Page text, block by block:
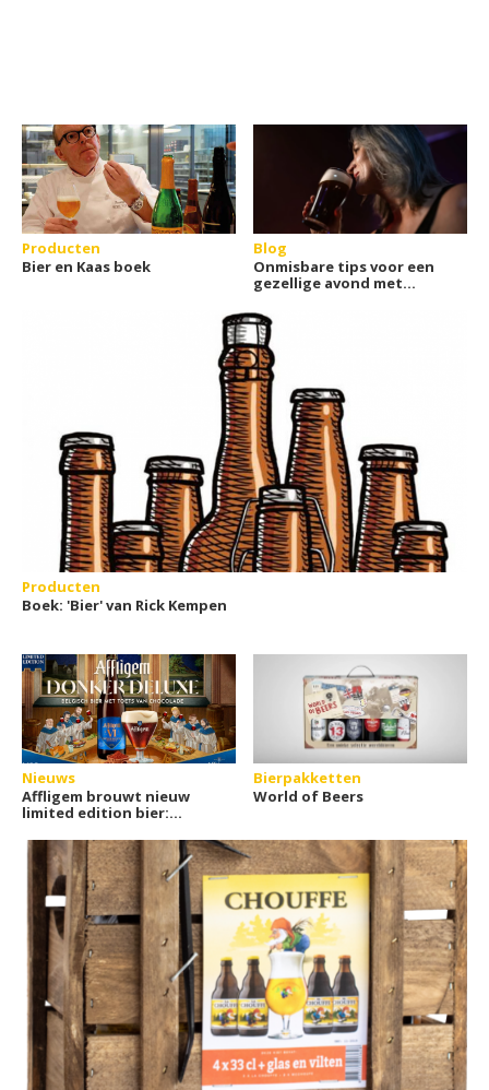
Producten
Bier en Kaas boek
Blog
Onmisbare tips voor een
gezellige avond met
Producten
Boek: 'Bier' van Rick Kempen
Nieuws
Affligem brouwt nieuw
limited edition bier:
Bierpakketten
World of Beers